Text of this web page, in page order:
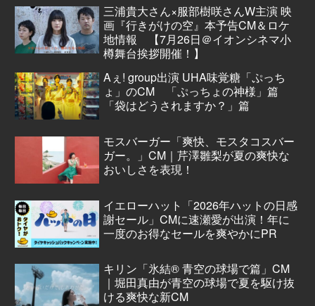
三浦貴大さん×服部樹咲さんW主演 映
画『行きがけの空』本予告CM＆ロケ
地情報 【7月26日＠イオンシネマ小
樽舞台挨拶開催！】
Aぇ! group出演 UHA味覚糖「ぷっち
ょ」のCM 「ぷっちょの神様」篇
「袋はどうされますか？」篇
モスバーガー「爽快、モスタコスバー
ガー。」CM｜芹澤雛梨が夏の爽快な
おいしさを表現！
イエローハット「2026年ハットの日感
謝セール」CMに速瀬愛が出演！年に
一度のお得なセールを爽やかにPR
キリン「氷結® 青空の球場で篇」CM
｜堀田真由が青空の球場で夏を駆け抜
ける爽快な新CM